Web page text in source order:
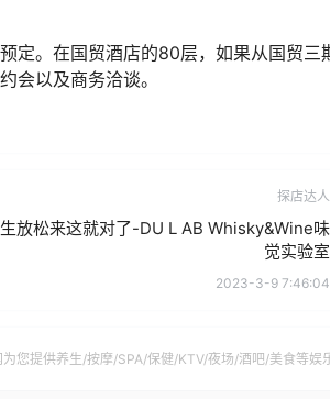
定。在国贸酒店的80层，如果从国贸三
会以及商务洽谈。
探店达人
放松来这就对了-DU L AB Whisky&Wine味
觉实验室
2023-3-9 7:46:04
您提供养生/按摩/SPA/保健/KTV/夜场/酒吧/美食等娱